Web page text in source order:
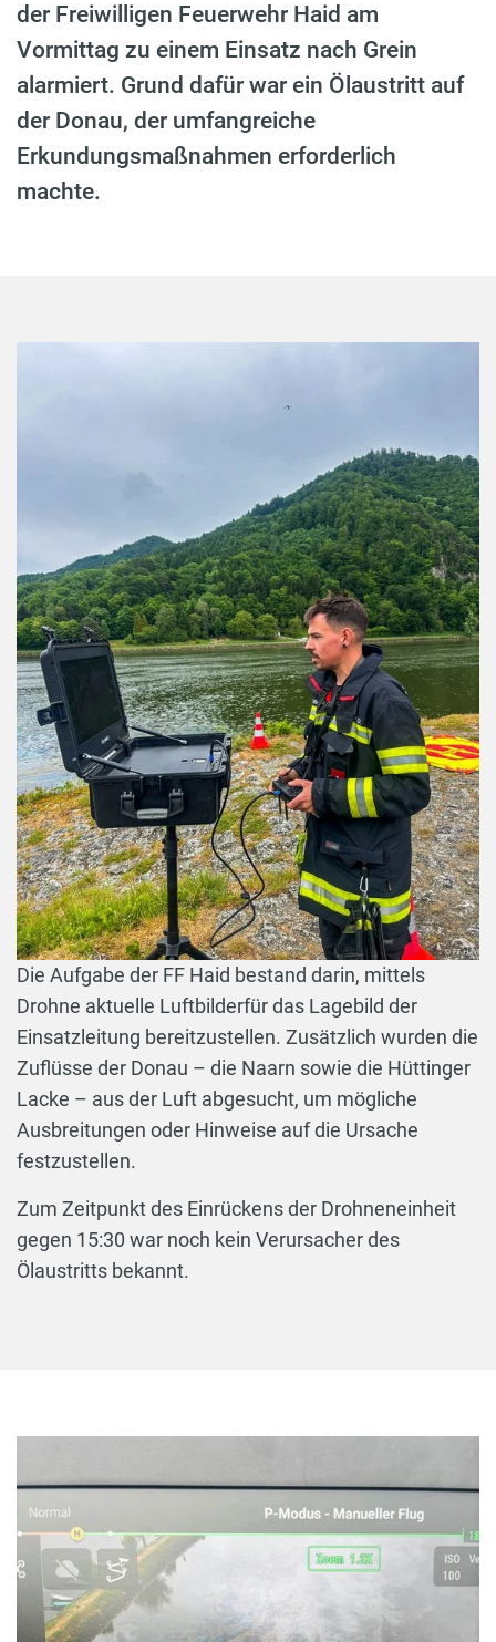
der Freiwilligen Feuerwehr Haid am
Vormittag zu einem Einsatz nach Grein
alarmiert. Grund dafür war ein Ölaustritt auf
der Donau, der umfangreiche
Erkundungsmaßnahmen erforderlich
machte.
Die Aufgabe der FF Haid bestand darin, mittels
Drohne aktuelle Luftbilderfür das Lagebild der
Einsatzleitung bereitzustellen. Zusätzlich wurden die
Zuflüsse der Donau – die Naarn sowie die Hüttinger
Lacke – aus der Luft abgesucht, um mögliche
Ausbreitungen oder Hinweise auf die Ursache
festzustellen.
Zum Zeitpunkt des Einrückens der Drohneneinheit
gegen 15:30 war noch kein Verursacher des
Ölaustritts bekannt.